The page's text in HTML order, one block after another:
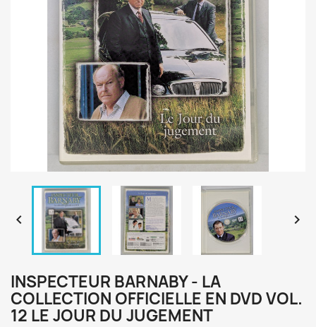
 
INSPECTEUR BARNABY - LA
COLLECTION OFFICIELLE EN DVD VOL.
12 LE JOUR DU JUGEMENT